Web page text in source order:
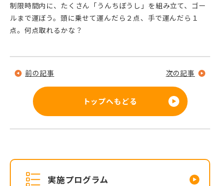
制限時間内に、たくさん「うんちぼうし」を組み立て、ゴー
ルまで運ぼう。頭に乗せて運んだら２点、手で運んだら１
点。何点取れるかな？
前の記事 次の記事
トップへもどる
実施プログラム